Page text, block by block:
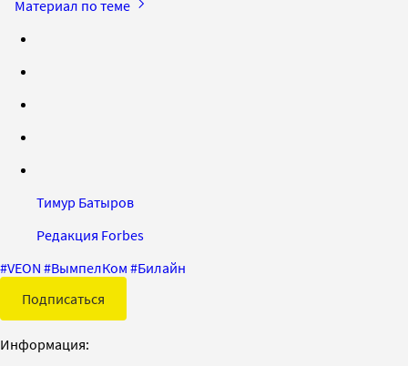
Материал по теме
Тимур Батыров
Редакция Forbes
#VEON #ВымпелКом #Билайн
Подписаться
Информация: